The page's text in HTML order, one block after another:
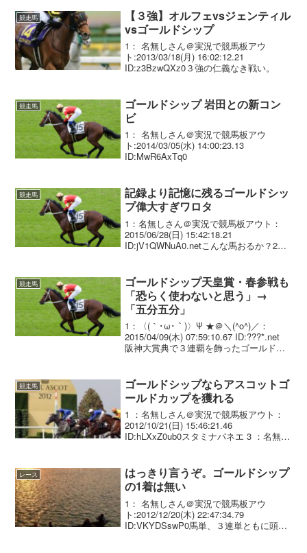
競走馬
【３強】オルフェvsジェンティル
vsゴールドシップ
1： 名無しさん＠実況で競馬板アウ
ト:2013/03/18(月) 16:02:12.21
ID:z3BzwQXz0３強の仁義なき戦い。
競走馬
ゴールドシップ 岩田との新コン
ビ
1： 名無しさん＠実況で競馬板アウ
ト:2014/03/05(水) 14:00:23.13
ID:MwR6AxTq0
競走馬
記録より記憶に残るゴールドシッ
プ偉大すぎワロタ
1：名無しさん＠実況で競馬板アウト：
2015/06/28(日) 15:42:18.21
ID:jV1QWNuA0.netこんな馬おるか？2：
競走馬
ゴールドシップ天皇賞・春参戦も
「恐らく使わないと思う」→
「五分五分」
1：〈(｀･ω･｀)〉Ψ ★＠＼(^o^)／：
2015/04/09(木) 07:59:10.67 ID:???*.net
阪神大賞典で３連覇を飾ったゴールドシ
能性が浮上し...
競走馬
ゴールドシップならアスコットゴ
ールドカップを獲れる
1 ：名無しさん＠実況で競馬板アウト：
2012/10/21(日) 15:46:21.46
ID:hLXxZ0ub0スタミナパネエ 3 ：名無し
レース
はっきり言うぞ。ゴールドシップ
の1着は無い
1： 名無しさん＠実況で競馬板アウ
ト:2012/12/20(木) 22:47:34.79
ID:VKYDSswP0馬単、３連単ともに頭か